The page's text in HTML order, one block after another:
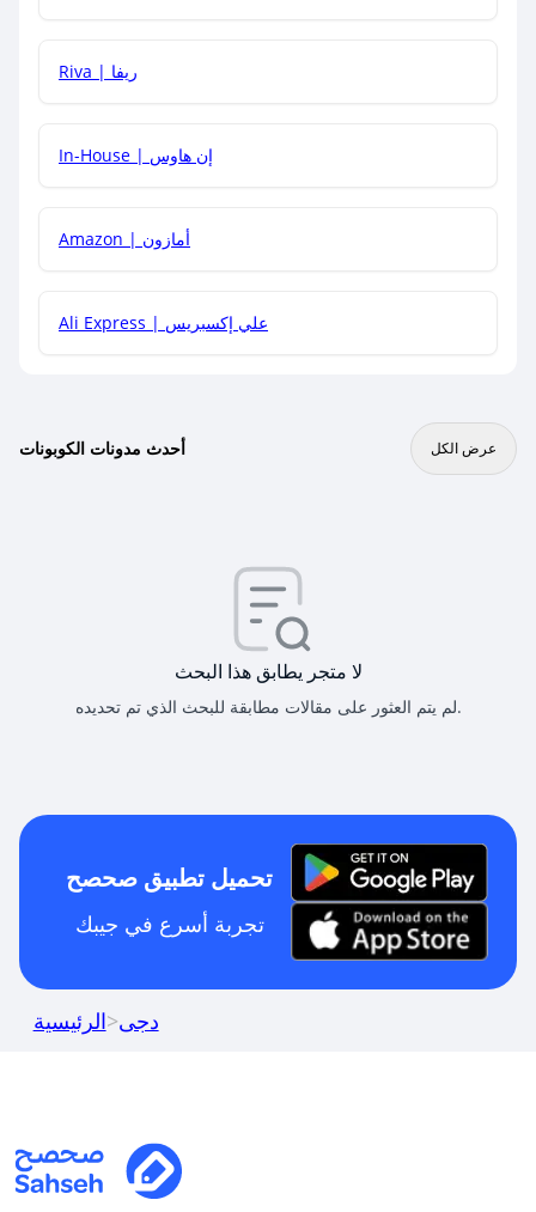
هل يمكنني جمع كود خصم مع العروض الأخرى؟
Riva | ريفا
In-House | إن هاوس
Amazon | أمازون
Ali Express | علي إكسبريس
أحدث مدونات الكوبونات عرض الكل
لا متجر يطابق هذا البحث
لم يتم العثور على مقالات مطابقة للبحث الذي تم تحديده.
تحميل تطبيق صحصح
تجربة أسرع في جيبك
الرئيسية>دجى